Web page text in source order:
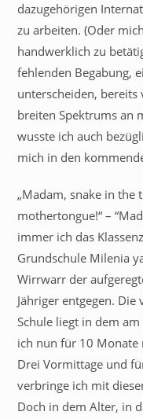
dazugehörigen
zu arbeiten. (Oder
handwerklich zu
fehlenden Begabung,
unterscheiden, bereits
breiten Spektrums an
wusste ich auch
mich in den
„Madam, snake in the
mothertongue!“ –
immer ich das
Grundschule Milenia
Wirrwarr der
Jähriger entgegen.
Schule liegt in dem
ich nun für 10 Monate
Drei Vormittage und
verbringe ich mit
Doch in dem Alter, in